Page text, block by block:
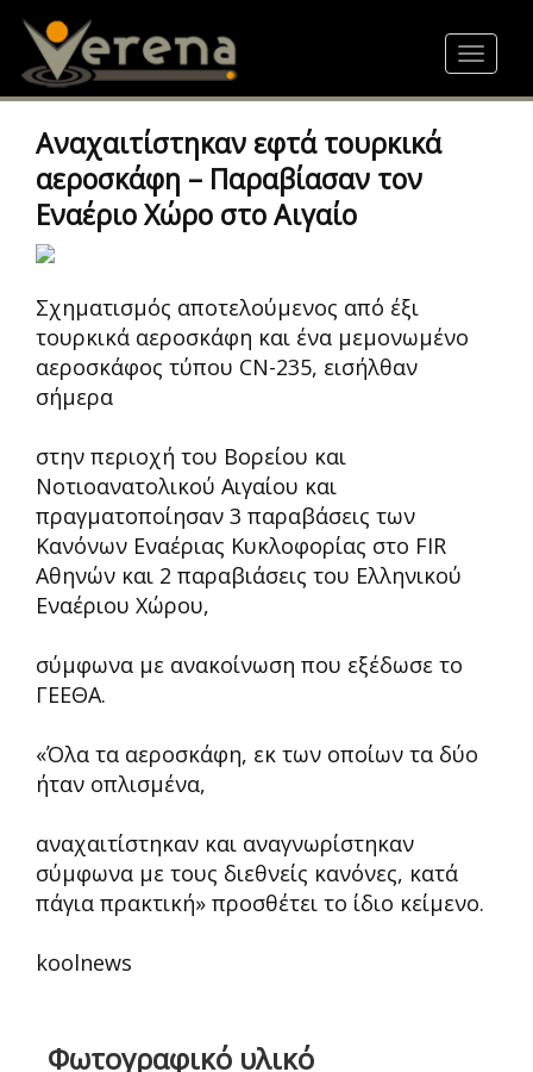
content
Toggle
Αναχαιτίστηκαν εφτά τουρκικά
αεροσκάφη – Παραβίασαν τον
Εναέριο Χώρο στο Αιγαίο
Σχηματισμός αποτελούμενος από έξι
τουρκικά αεροσκάφη και ένα μεμονωμένο
αεροσκάφος τύπου CN-235, εισήλθαν
σήμερα
στην περιοχή του Βορείου και
Νοτιοανατολικού Αιγαίου και
πραγματοποίησαν 3 παραβάσεις των
Κανόνων Εναέριας Κυκλοφορίας στο FIR
Αθηνών και 2 παραβιάσεις του Ελληνικού
Εναέριου Χώρου,
σύμφωνα με ανακοίνωση που εξέδωσε το
ΓΕΕΘΑ.
«Όλα τα αεροσκάφη, εκ των οποίων τα δύο
ήταν οπλισμένα,
αναχαιτίστηκαν και αναγνωρίστηκαν
σύμφωνα με τους διεθνείς κανόνες, κατά
πάγια πρακτική» προσθέτει το ίδιο κείμενο.
koolnews
Φωτογραφικό υλικό